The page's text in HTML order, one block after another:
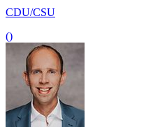
CDU/CSU
()